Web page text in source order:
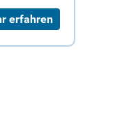
erfahren